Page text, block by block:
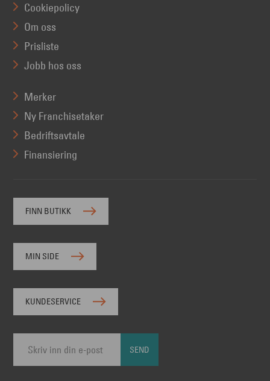
Cookiepolicy
Om oss
Prisliste
Jobb hos oss
Merker
Ny Franchisetaker
Bedriftsavtale
Finansiering
FINN BUTIKK
MIN SIDE
KUNDESERVICE
SEND